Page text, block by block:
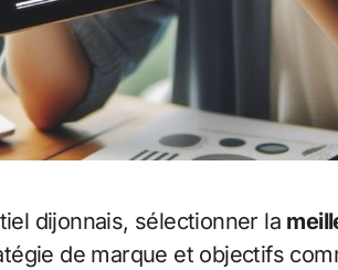
dijonnais, sélectionner la
de marque et objectifs